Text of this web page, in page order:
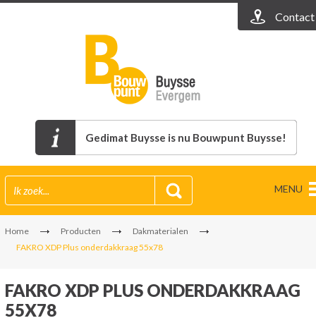
Contact
Gedimat Buysse is nu Bouwpunt Buysse!
MENU
Home Producten
Dakmaterialen
FAKRO XDP Plus onderdakkraag 55x78
FAKRO XDP PLUS ONDERDAKKRAAG
55X78